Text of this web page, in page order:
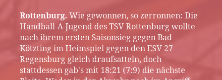
Rottenburg. Wie gewonnen, so zerronnen: Die
Handball-A-Jugend des TSV Rottenburg wollte
nach ihrem ersten Saisonsieg gegen Bad
Kötzting im Heimspiel gegen den ESV 27
Regensburg gleich draufsatteln, doch
stattdessen gab's mit 18:21 (7:9) die nächste